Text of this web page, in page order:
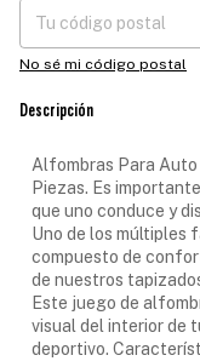
No sé mi código postal
Descripción
Alfombras Para Auto
Piezas. Es
que uno conduce y
Uno de los múltiples
compuesto de
de nuestros
Este juego de
visual del interior de
deportivo.